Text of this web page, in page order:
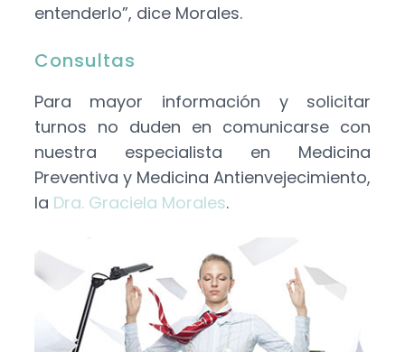
entenderlo”, dice Morales.
Consultas
Para mayor información y solicitar
turnos no duden en comunicarse con
nuestra especialista en Medicina
Preventiva y Medicina Antienvejecimiento,
la Dra. Graciela Morales.